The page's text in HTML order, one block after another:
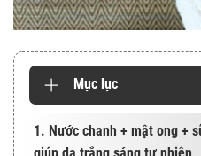
Mục lục
1. Nước chanh + mật ong +
giúp da trắng sáng tự nhiên